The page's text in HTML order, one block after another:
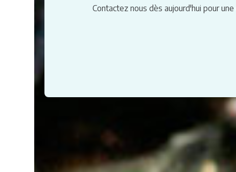
Contactez nous dès aujourd'hui pour une